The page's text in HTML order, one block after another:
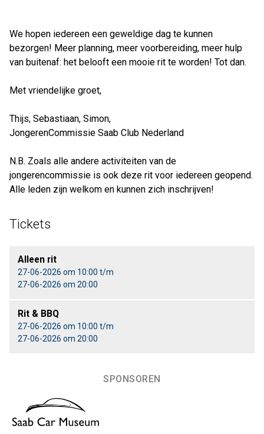
We hopen iedereen een geweldige dag te kunnen
bezorgen! Meer planning, meer voorbereiding, meer hulp
van buitenaf: het belooft een mooie rit te worden! Tot dan.
Met vriendelijke groet,
Thijs, Sebastiaan, Simon,
JongerenCommissie Saab Club Nederland
N.B. Zoals alle andere activiteiten van de
jongerencommissie is ook deze rit voor iedereen geopend.
Alle leden zijn welkom en kunnen zich inschrijven!
Tickets
Alleen rit
27-06-2026 om 10:00 t/m
27-06-2026 om 20:00
Rit & BBQ
27-06-2026 om 10:00 t/m
27-06-2026 om 20:00
SPONSOREN